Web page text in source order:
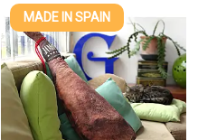
MADE IN SPAIN